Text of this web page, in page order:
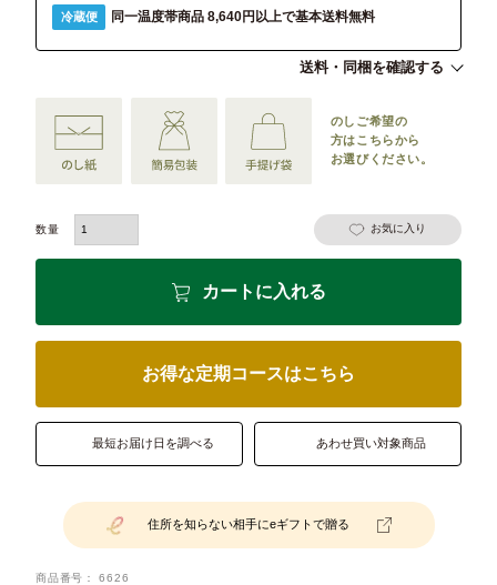
冷蔵便 同一温度帯商品 8,640円以上で基本送料無料
送料・同梱を確認する
のしご希望の
方はこちらから
お選びください。
お気に入り
カートに入れる
お得な定期コースはこちら
最短お届け日を調べる あわせ買い対象商品
住所を知らない相手にeギフトで贈る
商品番号 6626